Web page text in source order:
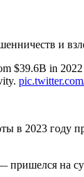
и
$39.6B in
в 2023 году
пришелся на